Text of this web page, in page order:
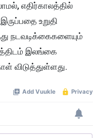
எதிர்காலத்தில்
உறுதி
நடவடிக்கைகளையும்
இலங்கை
விடுத்துள்ளது.